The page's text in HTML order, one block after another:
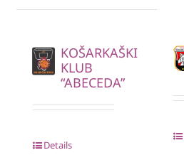
KOŠARKAŠKI
KLUB
“ABECEDA”
Details